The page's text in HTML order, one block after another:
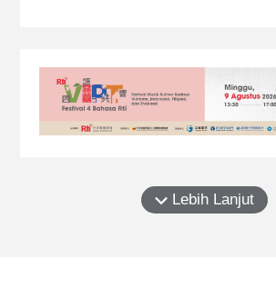
Lebih Lanjut